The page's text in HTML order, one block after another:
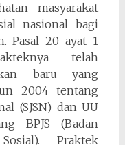
masyarakat
nasional bagi
Pasal 20 ayat 1
telah
baru yang
2004 tentang
(SJSN) dan UU
BPJS (Badan
Praktek